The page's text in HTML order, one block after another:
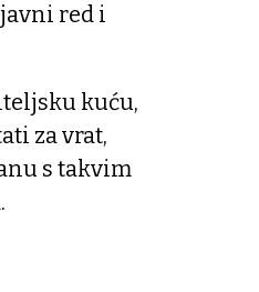
red i
kuću,
za vrat,
s takvim